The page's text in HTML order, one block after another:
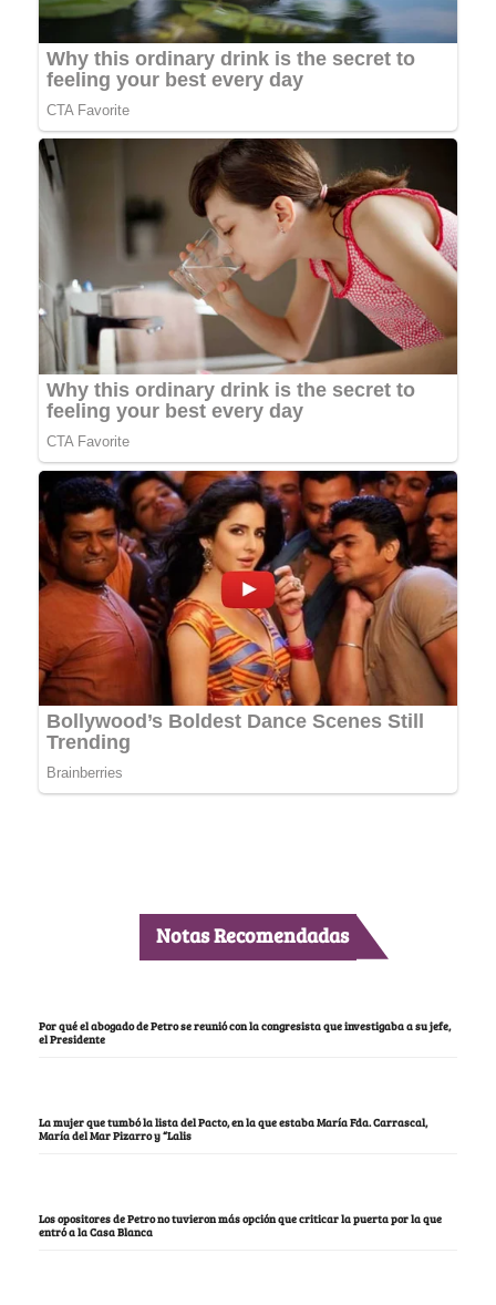
Notas Recomendadas
Por qué el abogado de Petro se reunió con la congresista que investigaba a su jefe,
el Presidente
La mujer que tumbó la lista del Pacto, en la que estaba María Fda. Carrascal,
María del Mar Pizarro y “Lalis
Los opositores de Petro no tuvieron más opción que criticar la puerta por la que
entró a la Casa Blanca